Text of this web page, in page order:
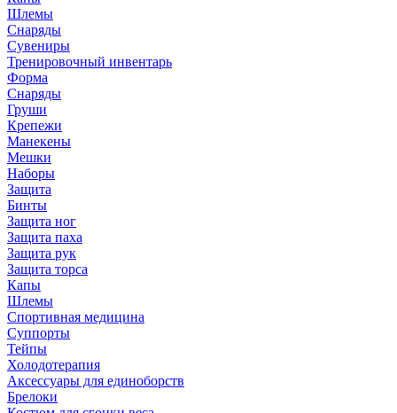
Шлемы
Снаряды
Сувениры
Тренировочный инвентарь
Форма
Снаряды
Груши
Крепежи
Манекены
Мешки
Наборы
Защита
Бинты
Защита ног
Защита паха
Защита рук
Защита торса
Капы
Шлемы
Спортивная медицина
Суппорты
Тейпы
Холодотерапия
Аксессуары для единоборств
Брелоки